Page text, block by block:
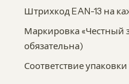
Штрихкод EAN-13 на
Маркировка «Честный
обязательна)
Соответствие